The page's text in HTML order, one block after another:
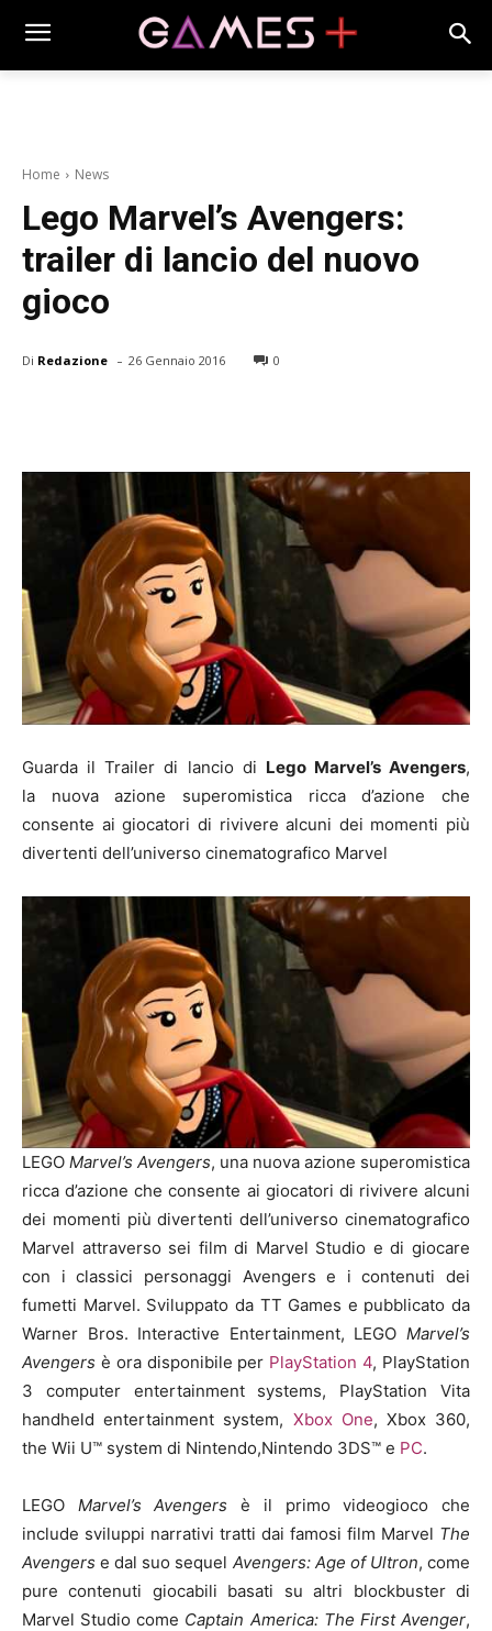
Home News
Lego Marvel’s Avengers:
trailer di lancio del nuovo
gioco
Di Redazione - 26 Gennaio 2016 0
Guarda il Trailer di lancio di Lego Marvel’s Avengers,
la nuova azione superomistica ricca d’azione che
consente ai giocatori di rivivere alcuni dei momenti più
divertenti dell’universo cinematografico Marvel
LEGO Marvel’s Avengers, una nuova azione superomistica
ricca d’azione che consente ai giocatori di rivivere alcuni
dei momenti più divertenti dell’universo cinematografico
Marvel attraverso sei film di Marvel Studio e di giocare
con i classici personaggi Avengers e i contenuti dei
fumetti Marvel. Sviluppato da TT Games e pubblicato da
Warner Bros. Interactive Entertainment, LEGO Marvel’s
Avengers è ora disponibile per PlayStation 4, PlayStation
3 computer entertainment systems, PlayStation Vita
handheld entertainment system, Xbox One, Xbox 360,
the Wii U™ system di Nintendo,Nintendo 3DS™ e PC.
LEGO Marvel’s Avengers è il primo videogioco che
include sviluppi narrativi tratti dai famosi film Marvel The
Avengerse dal suo sequel Avengers: Age of Ultron, come
pure contenuti giocabili basati su altri blockbuster di
Marvel Studio come Captain America: The First Avenger,